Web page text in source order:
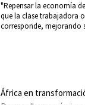
"Repensar la economía
que la clase trabajadora
corresponde, mejorando
África en